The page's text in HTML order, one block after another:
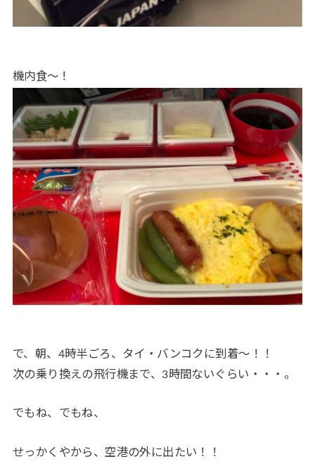
機内食〜！
で、朝、4時半ごろ、タイ・バンコクに到着〜！！
次の乗り換えの飛行機まで、3時間ないぐらい・・・。
でもね、でもね、
せっかくやから、空港の外に出たい！！